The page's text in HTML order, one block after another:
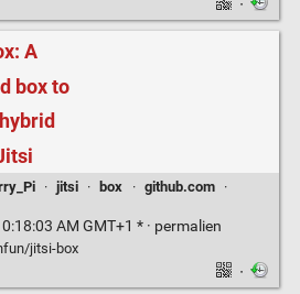
·
A
box to
· jitsi · box · github.com
·
AM GMT+1 * · permalien
jitsi-box
·